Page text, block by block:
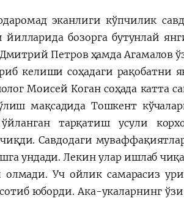
эканлиги кўпчилик
бозорга бутунлай
Петров ҳамда Агамалов
келиши соҳадаги рақобатни
Моисей Коган соҳада катта
мақсадида Тошкент
тарқатиш усули
Савдодаги
ундади. Лекин улар ишлаб
Уч ойлик самарасиз
юборди. Ака-укаларнинг